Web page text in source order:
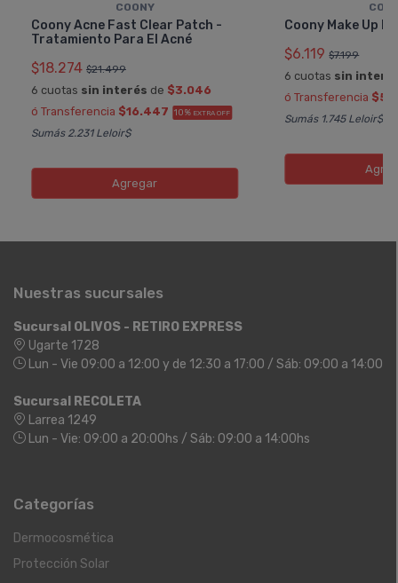
COONY
Coony Acne Fast Clear Patch -
Tratamiento Para El Acné
$18.274 $21.499
6 cuotas sin interés de $3.046
ó Transferencia $16.447 10% EXTRA OFF
Sumás 2.231 Leloir$
Agregar
Coony Make Up
$6.119 $7.199
6 cuotas sin
ó Transferencia
Sumás 1.745 Leloir$
Nuestras sucursales
Sucursal OLIVOS - RETIRO EXPRESS
Ugarte 1728
Lun - Vie 09:00 a 12:00 y de 12:30 a 17:00 / Sáb: 09:00 a 14:00
Sucursal RECOLETA
Larrea 1249
Lun - Vie: 09:00 a 20:00hs / Sáb: 09:00 a 14:00hs
Categorías
Dermocosmética
Protección Solar